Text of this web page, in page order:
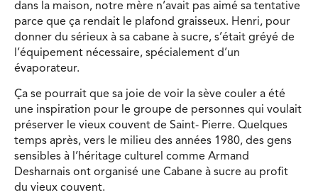
dans la maison, notre mère n’avait pas aimé sa tentative
parce que ça rendait le plafond graisseux. Henri, pour
donner du sérieux à sa cabane à sucre, s’était gréyé de
l’équipement nécessaire, spécialement d’un
évaporateur.
Ça se pourrait que sa joie de voir la sève couler a été
une inspiration pour le groupe de personnes qui voulait
préserver le vieux couvent de Saint- Pierre. Quelques
temps après, vers le milieu des années 1980, des gens
sensibles à l’héritage culturel comme Armand
Desharnais ont organisé une Cabane à sucre au profit
du vieux couvent.